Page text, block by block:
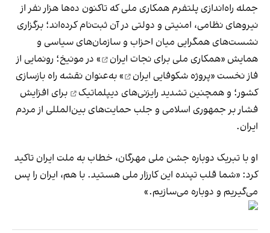
جمله راه‌اندازی پلتفرم همکاری ملی که تاکنون ده‌ها هزار نفر از
نیروهای نظامی، امنیتی و دولتی در آن ثبت‌نام کرده‌اند؛ برگزاری
نشست‌های همگرایی میان احزاب و سازمان‌های سیاسی و
همایش «همکاری ملی برای نجات ایران
» در مونیخ؛ رونمایی از
فاز نخست «پروژه شکوفایی ایران
» به‌عنوان نقشه راه بازسازی
کشور؛ و همچنین تشدید رایزنی‌های دیپلماتیک
برای افزایش
فشار بر جمهوری اسلامی و جلب حمایت‌های بین‌المللی از مردم
ایران.
او با تبریک دوباره جشن ملی مهرگان، خطاب به ملت ایران تاکید
کرد: «شما قلب تپنده این کارزار ملی هستید. با هم، ایران را پس
می‌گیریم و دوباره می‌سازیم.»